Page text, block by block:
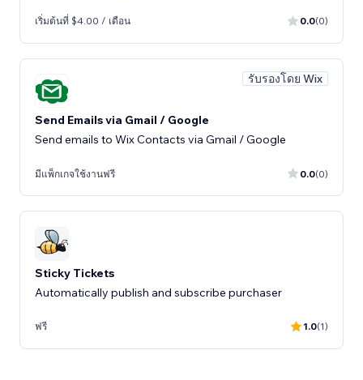
เริ่มต้นที่ $4.00 / เดือน 0.0(0)
รับรองโดย Wix
Send Emails via Gmail / Google
Send emails to Wix Contacts via Gmail / Google
มีแพ็กเกจใช้งานฟรี 0.0(0)
Sticky Tickets
Automatically publish and subscribe purchaser
ฟรี 1.0(1)